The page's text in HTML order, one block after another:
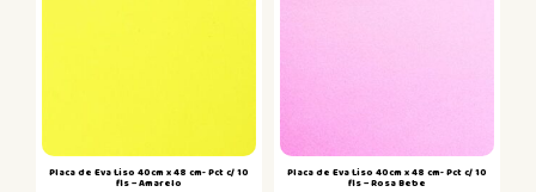
Placa de Eva Liso 40cm x 48 cm- Pct c/ 10
fls – Amarelo
Placa de Eva Liso 40cm x 48 cm- Pct c/ 10
fls – Rosa Bebe